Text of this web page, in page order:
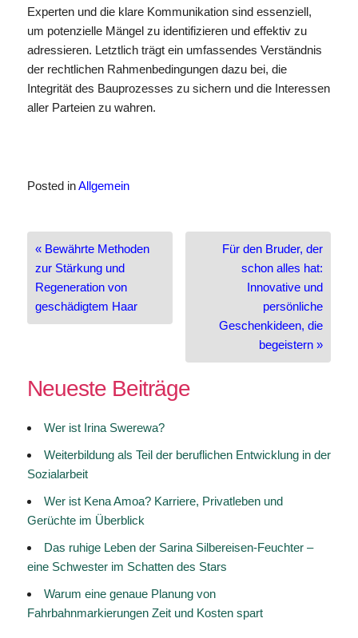
Experten und die klare Kommunikation sind essenziell,
um potenzielle Mängel zu identifizieren und effektiv zu
adressieren. Letztlich trägt ein umfassendes Verständnis
der rechtlichen Rahmenbedingungen dazu bei, die
Integrität des Bauprozesses zu sichern und die Interessen
aller Parteien zu wahren.
Posted inAllgemein
Beitragsnavigation
« Bewährte Methoden
zur Stärkung und
Regeneration von
geschädigtem Haar
Für den Bruder, der
schon alles hat:
Innovative und
persönliche
Geschenkideen, die
begeistern »
Neueste Beiträge
Wer ist Irina Swerewa?
Weiterbildung als Teil der beruflichen Entwicklung in der
Sozialarbeit
Wer ist Kena Amoa? Karriere, Privatleben und
Gerüchte im Überblick
Das ruhige Leben der Sarina Silbereisen-Feuchter –
eine Schwester im Schatten des Stars
Warum eine genaue Planung von
Fahrbahnmarkierungen Zeit und Kosten spart